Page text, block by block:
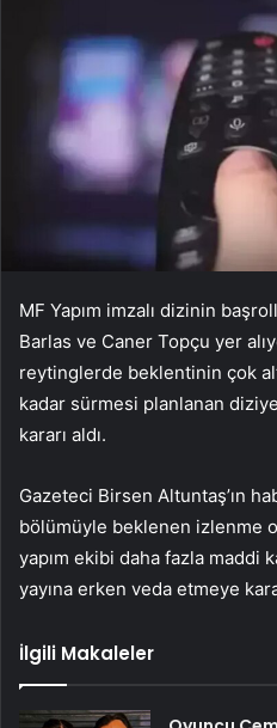
MF Yapım imzalı dizinin
Barlas ve Caner Topçu yer
reytinglerde beklentinin çok
kadar sürmesi planlanan
kararı aldı.
Gazeteci Birsen Altuntaş’ın
bölümüyle beklenen izlenme
yapım ekibi daha fazla maddi
yayına erken veda etmeye
İlgili Makaleler